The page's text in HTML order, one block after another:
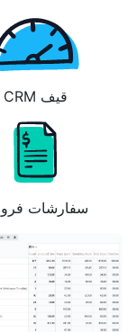
قیف CRM
سفارشات